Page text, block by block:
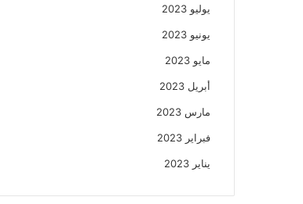
يوليو 2023
يونيو 2023
مايو 2023
أبريل 2023
مارس 2023
فبراير 2023
يناير 2023